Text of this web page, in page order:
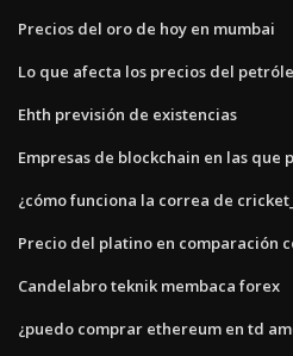
Precios del oro de hoy en mumbai
Lo que afecta los precios del
Ehth previsión de existencias
Empresas de blockchain en las que
¿cómo funciona la correa de cricket_
Precio del platino en comparación
Candelabro teknik membaca forex
¿puedo comprar ethereum en td